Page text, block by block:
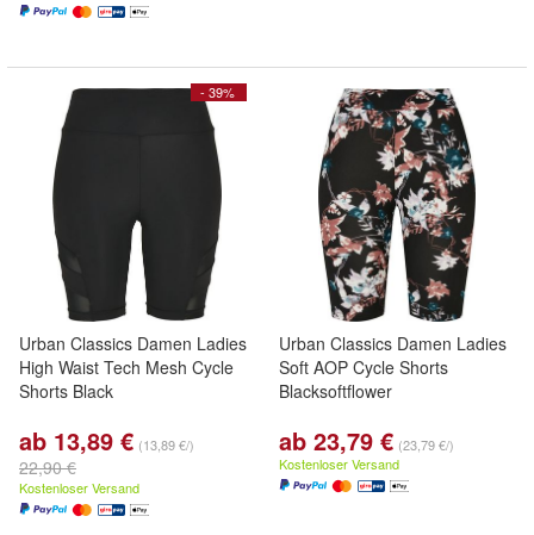
- 39%
Urban Classics Damen Ladies
High Waist Tech Mesh Cycle
Shorts Black
ab 13,89 € (13,89 €/)
22,90 €
Kostenloser Versand
Urban Classics Damen Ladies
Soft AOP Cycle Shorts
Blacksoftflower
ab 23,79 € (23,79 €/)
Kostenloser Versand